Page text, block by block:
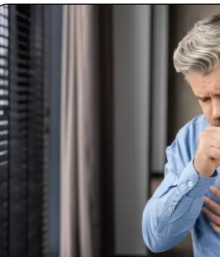
Toutes nos pathologiessexuelles